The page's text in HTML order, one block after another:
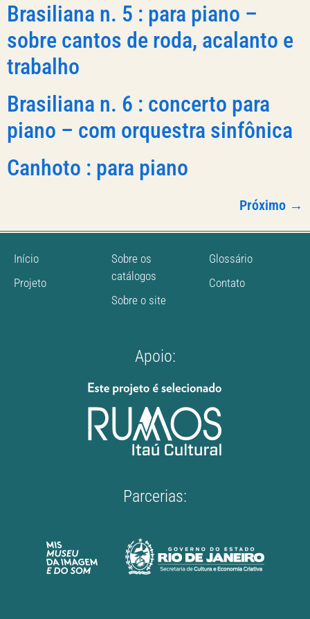
Brasiliana n. 5 : para piano –
sobre cantos de roda, acalanto e
trabalho
Brasiliana n. 6 : concerto para
piano – com orquestra sinfônica
Canhoto : para piano
Próximo →
Início
Projeto
Sobre os
catálogos
Sobre o site
Glossário
Contato
Apoio:
Parcerias: